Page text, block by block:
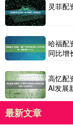
灵菲配
哈福配
同比增
高忆配
AI发展
最新文章